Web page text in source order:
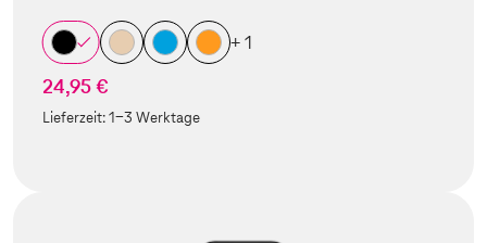
+ 1
24,95 €
Lieferzeit:1-3 Werktage